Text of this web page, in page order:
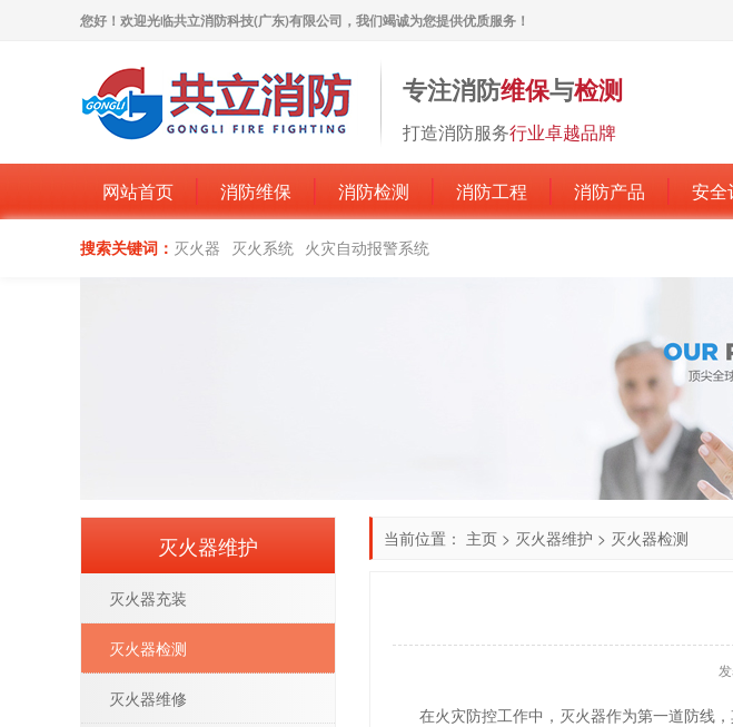
您好！欢迎光临共立消防科技(广东)有限公司，我们竭诚为您提供优质服务！
专注消防维保与检测
打造消防服务行业卓越品牌
网站首页 消防维保 消防检测 消防工程 消防产品 安全
搜索关键词： 灭火器 灭火系统 火灾自动报警系统
当前位置： 主页 > 灭火器维护 > 灭火器检测
在火灾防控工作中，灭火器作为第一道防线，
灭火器维护
灭火器充装
灭火器检测
灭火器维修